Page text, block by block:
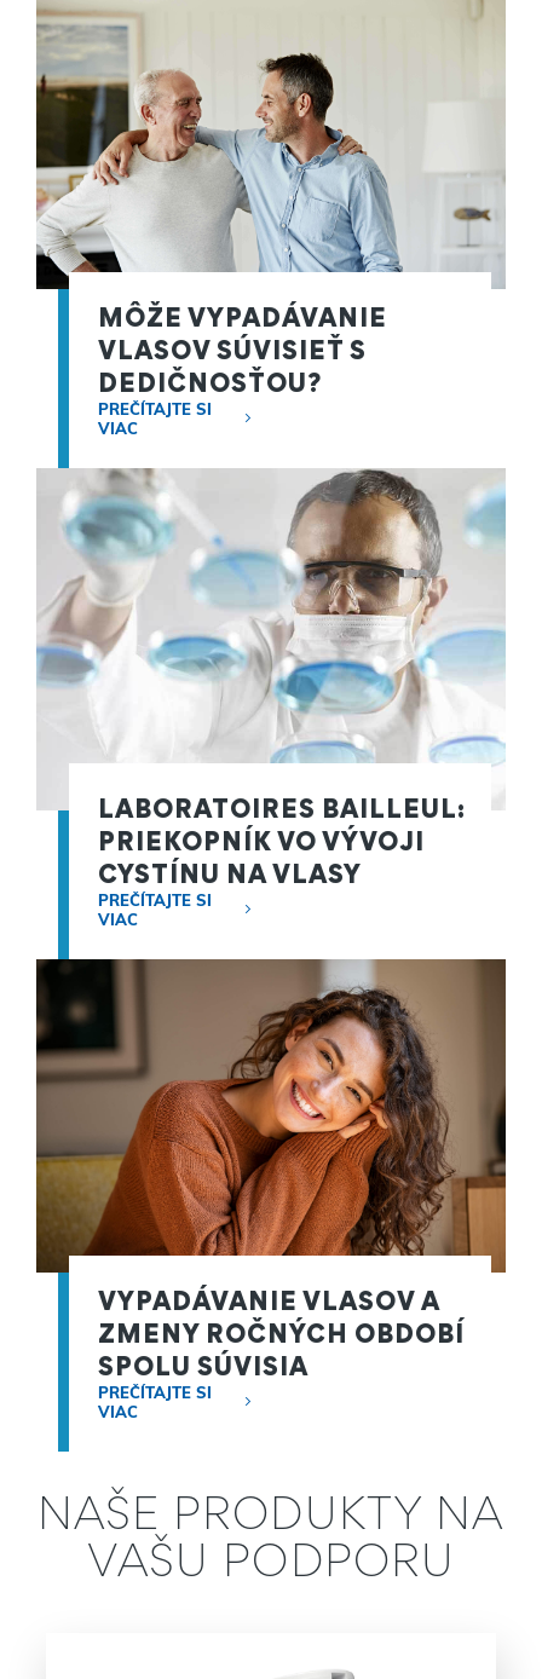
MÔŽE VYPADÁVANIE
VLASOV SÚVISIEŤ S
DEDIČNOSŤOU?
PREČÍTAJTE SI
VIAC
LABORATOIRES BAILLEUL:
PRIEKOPNÍK VO VÝVOJI
CYSTÍNU NA VLASY
PREČÍTAJTE SI
VIAC
VYPADÁVANIE VLASOV A
ZMENY ROČNÝCH OBDOBÍ
SPOLU SÚVISIA
PREČÍTAJTE SI
VIAC
NAŠE PRODUKTY NA
VAŠU PODPORU